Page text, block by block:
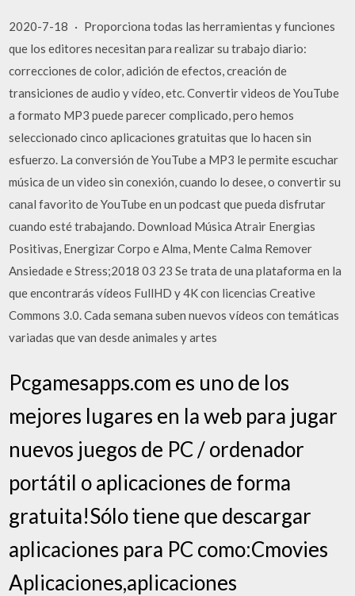
2020-7-18 · Proporciona todas las herramientas y funciones
que los editores necesitan para realizar su trabajo diario:
correcciones de color, adición de efectos, creación de
transiciones de audio y vídeo, etc. Convertir videos de YouTube
a formato MP3 puede parecer complicado, pero hemos
seleccionado cinco aplicaciones gratuitas que lo hacen sin
esfuerzo. La conversión de YouTube a MP3 le permite escuchar
música de un video sin conexión, cuando lo desee, o convertir su
canal favorito de YouTube en un podcast que pueda disfrutar
cuando esté trabajando. Download Música Atrair Energias
Positivas, Energizar Corpo e Alma, Mente Calma Remover
Ansiedade e Stress;2018 03 23 Se trata de una plataforma en la
que encontrarás vídeos FullHD y 4K con licencias Creative
Commons 3.0. Cada semana suben nuevos vídeos con temáticas
variadas que van desde animales y artes
Pcgamesapps.com es uno de los
mejores lugares en la web para jugar
nuevos juegos de PC / ordenador
portátil o aplicaciones de forma
gratuita!Sólo tiene que descargar
aplicaciones para PC como:Cmovies
Aplicaciones,aplicaciones